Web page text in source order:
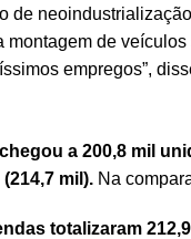
de
montagem de
empregos”,
a 200,8 mil
mil). Na
totalizaram